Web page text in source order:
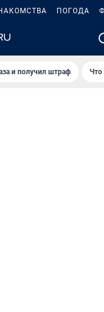
ПОГОДА
и получил штраф Что